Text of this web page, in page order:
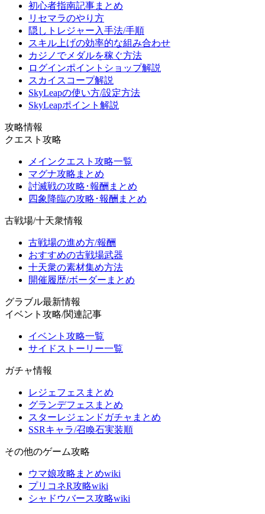
初心者指南記事まとめ
リセマラのやり方
隠しトレジャー入手法/手順
スキル上げの効率的な組み合わせ
カジノでメダルを稼ぐ方法
ログインポイントショップ解説
スカイスコープ解説
SkyLeapの使い方/設定方法
SkyLeapポイント解説
攻略情報
クエスト攻略
メインクエスト攻略一覧
マグナ攻略まとめ
討滅戦の攻略･報酬まとめ
四象降臨の攻略･報酬まとめ
古戦場/十天衆情報
古戦場の進め方/報酬
おすすめの古戦場武器
十天衆の素材集め方法
開催履歴/ボーダーまとめ
グラブル最新情報
イベント攻略/関連記事
イベント攻略一覧
サイドストーリー一覧
ガチャ情報
レジェフェスまとめ
グランデフェスまとめ
スターレジェンドガチャまとめ
SSRキャラ/召喚石実装順
その他のゲーム攻略
ウマ娘攻略まとめwiki
プリコネR攻略wiki
シャドウバース攻略wiki